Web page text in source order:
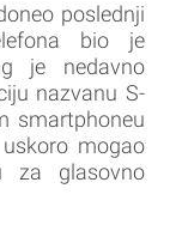
poslednji
bio je
je nedavno
nazvanu S-
smartphoneu
mogao
za glasovno